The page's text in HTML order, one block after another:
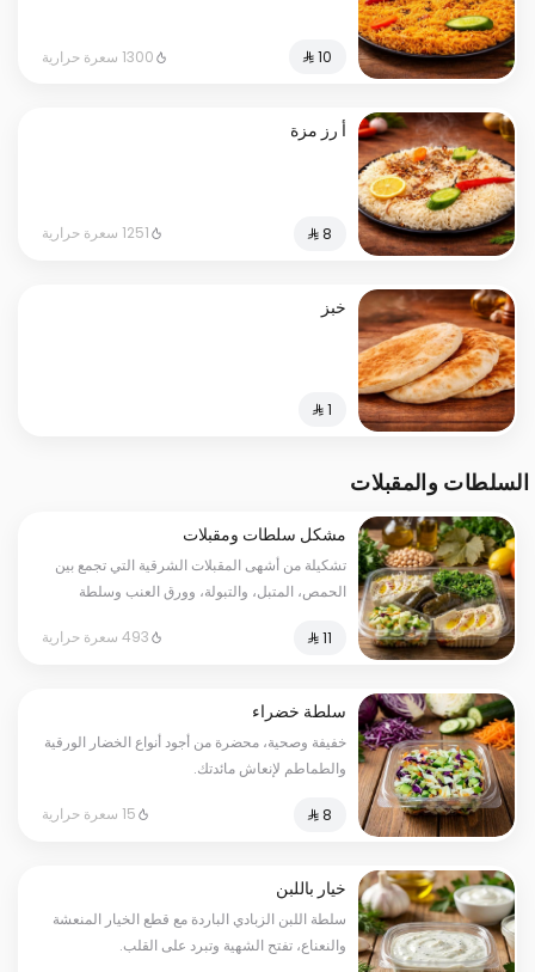
1300 سعرة حرارية
أ رز مزة
1251 سعرة حرارية
خبز
السلطات والمقبلات
مشكل سلطات ومقبلات
تشكيلة من أشهى المقبلات الشرقية التي تجمع بين
الحمص، المتبل، والتبولة، وورق العنب وسلطة
493 سعرة حرارية
سلطة خضراء
خفيفة وصحية، محضرة من أجود أنواع الخضار الورقية
والطماطم لإنعاش مائدتك.
15 سعرة حرارية
خيار باللبن
سلطة اللبن الزبادي الباردة مع قطع الخيار المنعشة
والنعناع، تفتح الشهية وتبرد على القلب.